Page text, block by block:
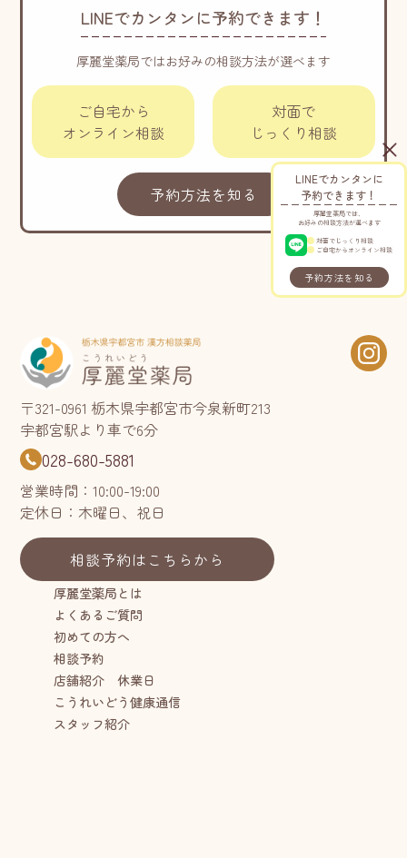
LINEでカンタンに
予約できます！
厚麗堂薬局では、
お好みの相談方法が選べます
対面でじっくり相談
ご自宅からオンライン相談
予約方法を知る
LINEでカンタンに予約できます！
厚麗堂薬局ではお好みの相談方法が選べます
ご自宅から
オンライン相談
対面で
じっくり相談
予約方法を知る
〒321-0961 栃木県宇都宮市今泉新町213
宇都宮駅より車で6分
028-680-5881
営業時間：10:00-19:00
定休日：木曜日、祝日
相談予約はこちらから
厚麗堂薬局とは
よくあるご質問
初めての方へ
相談予約
店舗紹介 休業日
こうれいどう健康通信
スタッフ紹介